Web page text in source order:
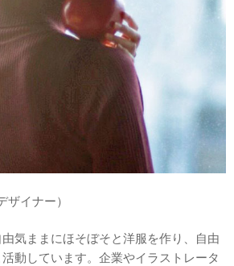
ザイナー）
気ままにほそぼそと洋服を作り、自由
動しています。企業やイラストレータ